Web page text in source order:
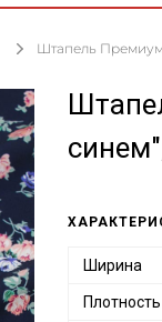
Штапель Премиум
Ширина
Плотность